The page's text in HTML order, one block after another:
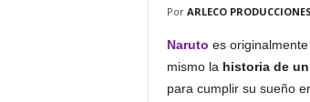
Por ARLECO PRODUCCIONES
Naruto es originalmente
mismo la historia de
para cumplir su sueño